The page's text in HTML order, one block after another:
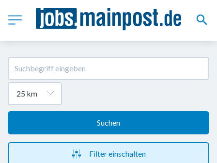
Suchen
Filter einschalten